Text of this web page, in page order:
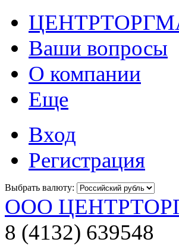
Ваши вопросы
О компании
Еще
Вход
Регистрация
Выбрать валюту:
ООО
8 (4132) 639548